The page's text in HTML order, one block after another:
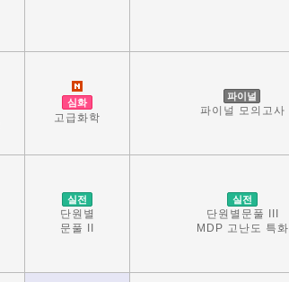
심화
고급화학
파이널
파이널 모의고사
실전
단원별
문풀 II
실전
단원별문풀 III
MDP 고난도 특화